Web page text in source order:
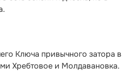
Ключа привычного затора в
Хребтовое и Молдавановка.